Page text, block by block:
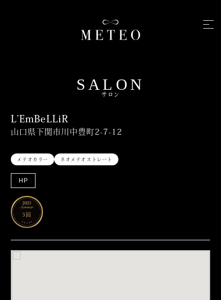
SALON
サロン
L’EmBeLLiR
山口県下関市川中豊町2-7-12
メテオカラー ネオメテオストレート
HP
3回